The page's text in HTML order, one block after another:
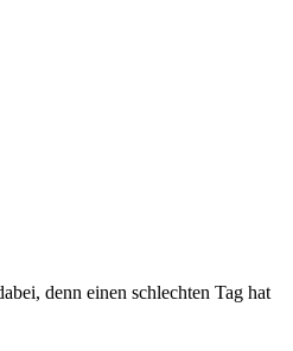
denn einen schlechten Tag hat